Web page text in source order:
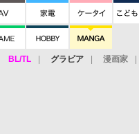
BL/TL グラビア 漫画家